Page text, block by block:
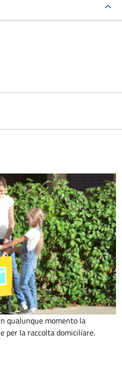
qualunque momento la
per la raccolta domiciliare.